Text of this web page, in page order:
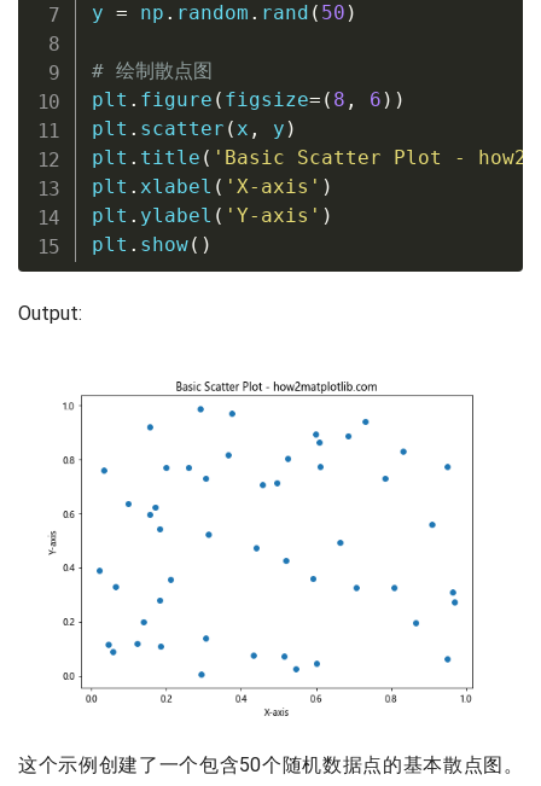
y = np . random . rand ( 50 )
# 绘制散点图
plt . figure ( figsize= ( 8 , 6 ) )
plt . scatter ( x , y )
plt . title ( 'Basic Scatter Plot -
plt . xlabel ( 'X-axis' )
plt . ylabel ( 'Y-axis' )
plt . show( )
Output:
这个示例创建了一个包含50个随机数据点的基本散点图。